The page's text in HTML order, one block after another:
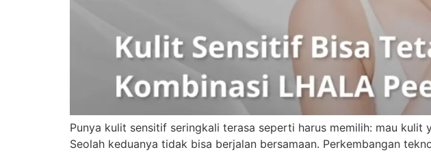
Punya kulit sensitif seringkali terasa seperti harus memilih: mau
Seolah keduanya tidak bisa berjalan bersamaan. Perkembangan